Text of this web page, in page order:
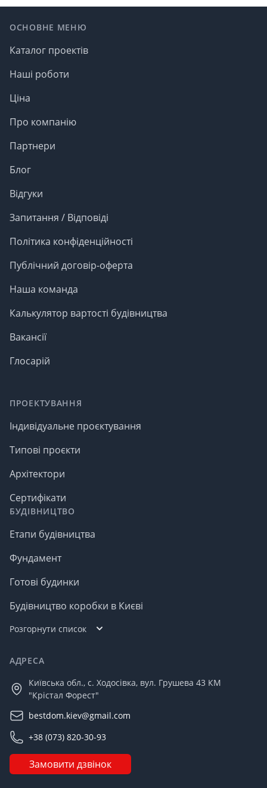
ОСНОВНЕ МЕНЮ
Каталог проектів
Наші роботи
Ціна
Про компанію
Партнери
Блог
Відгуки
Запитання / Відповіді
Політика конфіденційності
Публічний договір-оферта
Наша команда
Калькулятор вартості будівництва
Вакансії
Глосарій
ПРОЕКТУВАННЯ
Індивідуальне проєктування
Типові проєкти
Архітектори
Сертифікати
БУДІВНИЦТВО
Етапи будівництва
Фундамент
Готові будинки
Будівництво коробки в Києві
Розгорнути список
АДРЕСА
Київська обл., с. Ходосівка, вул. Грушева 43 КМ
"Крістал Форест"
bestdom.kiev@gmail.com
+38 (073) 820-30-93
Замовити дзвінок